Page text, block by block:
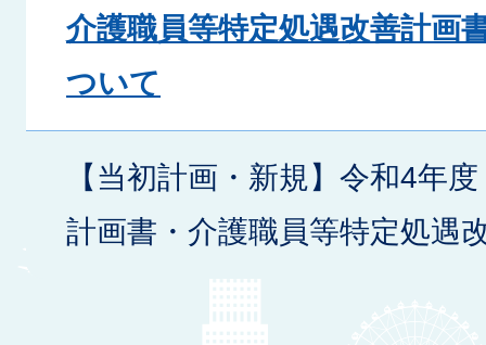
介護職員等特定処遇改善計画
ついて
【当初計画・新規】令和4年
計画書・介護職員等特定処遇